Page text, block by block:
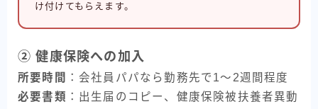
け付けてもらえます。
② 健康保険への加入
所要時間 ：会社員パパなら勤務先で1〜2週間程度
必要書類 ：出生届のコピー、健康保険被扶養者異動